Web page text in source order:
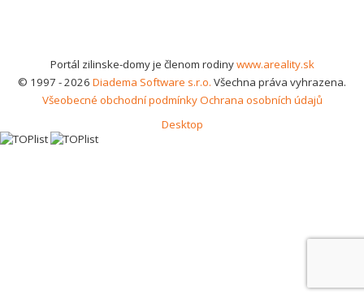
Portál zilinske-domy je členom rodinywww.areality.sk
© 1997 - 2026 Diadema Software s.r.o. Všechna práva vyhrazena.
Všeobecné obchodní podmínkyOchrana osobních údajů
Desktop